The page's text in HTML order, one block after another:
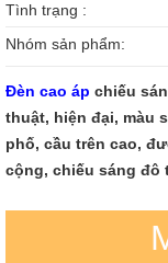
Tình trạng :
Nhóm sản phẩm:
Đèn cao áp chiếu
thuật, hiện đại, màu
phố, cầu trên cao,
cộng, chiếu sáng đô